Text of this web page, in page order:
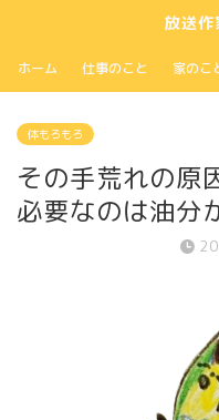
放送作
ホーム 仕事のこと 家のこ
体もろもろ
その手荒れの原
必要なのは油分